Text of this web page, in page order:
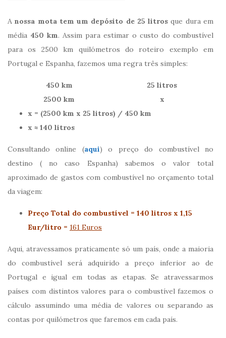
Anossa mota tem um depósito de 25 litros que dura em
média 450 km. Assim para estimar o custo do combustível
para os 2500 km quilómetros do roteiro exemplo em
Portugal e Espanha, fazemos uma regra três simples:
450 km
25 litros
2500 km
x
x = (2500 km x 25 litros) / 450 km
x ≈ 140 litros
Consultando online (aqui) o preço do combustível no
destino ( no caso Espanha) sabemos o valor total
aproximado de gastos com combustível no orçamento total
da viagem:
Preço Total do combustível = 140 litros x 1,15
Eur/litro = 161 Euros
Aqui, atravessamos praticamente só um país, onde a maioria
do combustível será adquirido a preço inferior ao de
Portugal e igual em todas as etapas. Se atravessarmos
países com distintos valores para o combustível fazemos o
cálculo assumindo uma média de valores ou separando as
contas por quilómetros que faremos em cada país.